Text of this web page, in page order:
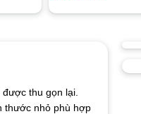
thu gọn lại.
thước nhỏ phù hợp